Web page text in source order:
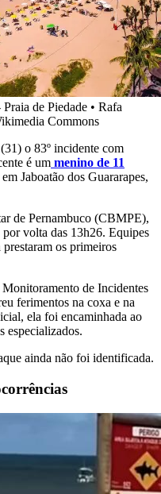
de Piedade • Rafa
Commons
o 83º incidente com
é um menino de 11
em Jaboatão dos Guararapes,
de Pernambuco (CBMPE),
volta das 13h26. Equipes
os primeiros
de Incidentes
ferimentos na coxa e na
ela foi encaminhada ao
especializados.
ainda não foi identificada.